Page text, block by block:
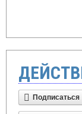
Подписаться